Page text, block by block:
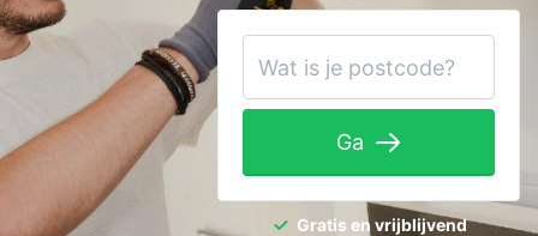
Laadpalen
Schilderwerk
Tuinaanleg
Ventilatie
Warmtepomp
Ga
Gratis en vrijblijvend